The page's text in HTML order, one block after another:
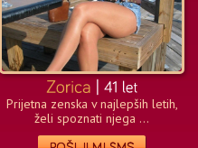
Prijetna zenska v najlepših letih,
želi spoznati njega ...